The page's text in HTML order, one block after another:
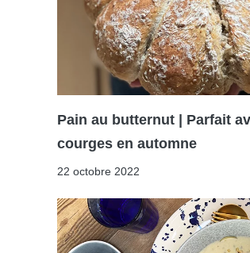
Pain au butternut | Parfait
courges en automne
22 octobre 2022